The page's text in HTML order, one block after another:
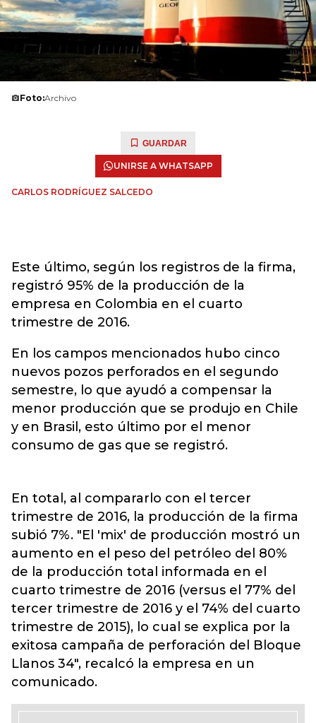
Foto:Archivo
GUARDAR
UNIRSE A WHATSAPP
CARLOS RODRÍGUEZ SALCEDO
Este último, según los registros de la firma,
registró 95% de la producción de la
empresa en Colombia en el cuarto
trimestre de 2016.
En los campos mencionados hubo cinco
nuevos pozos perforados en el segundo
semestre, lo que ayudó a compensar la
menor producción que se produjo en Chile
y en Brasil, esto último por el menor
consumo de gas que se registró.
En total, al compararlo con el tercer
trimestre de 2016, la producción de la firma
subió 7%. "El 'mix' de producción mostró un
aumento en el peso del petróleo del 80%
de la producción total informada en el
cuarto trimestre de 2016 (versus el 77% del
tercer trimestre de 2016 y el 74% del cuarto
trimestre de 2015), lo cual se explica por la
exitosa campaña de perforación del Bloque
Llanos 34", recalcó la empresa en un
comunicado.